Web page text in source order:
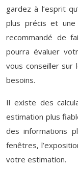
gardez à l’esprit
plus précis et
recommandé de
pourra évaluer
vous conseiller sur
besoins.
Il existe des
estimation plus
des informations
fenêtres,
votre estimation.